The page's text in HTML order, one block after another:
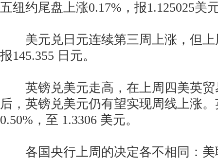
五纽约尾盘上涨0.17%，报1.125025美
美元兑日元连续第三周上涨，但上
报145.355 日元。
英镑兑美元走高，在上周四美英贸
后，英镑兑美元仍有望实现周线上涨
0.50%，至 1.3306 美元。
各国央行上周的决定各不相同：美